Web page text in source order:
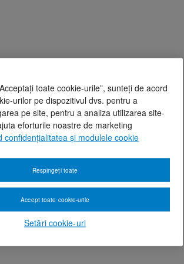
toate cookie-urile”, sunteți de acord
urilor pe dispozitivul dvs. pentru a
pe site, pentru a analiza utilizarea site-
eforturile noastre de marketing
confidențialitatea și modulele cookie
Setări cookie-uri
Respingeți toate
Accept toate cookie-urile